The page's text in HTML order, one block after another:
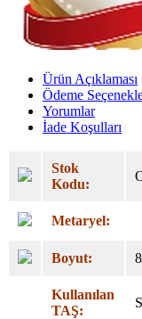
Ürün Açıklaması
Ödeme
Yorumlar
İade Koşulları
Stok
Kodu:
Metaryel:
Boyut:
Kullanılan
TAŞ: